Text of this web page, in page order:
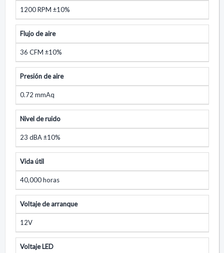
1200 RPM ±10%
Flujo de aire
36 CFM ±10%
Presión de aire
0.72 mmAq
Nivel de ruido
23 dBA ±10%
Vida útil
40,000 horas
Voltaje de arranque
12V
Voltaje LED